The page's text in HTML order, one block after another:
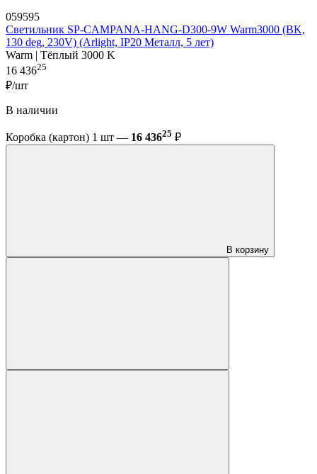
059595
Светильник SP-CAMPANA-HANG-D300-9W Warm3000 (BK,
130 deg, 230V) (Arlight, IP20 Металл, 5 лет)
Warm | Тёплый 3000 K
16 43625
₽/шт
В наличии
Коробка (картон) 1 шт — 16 43625 ₽
В корзину